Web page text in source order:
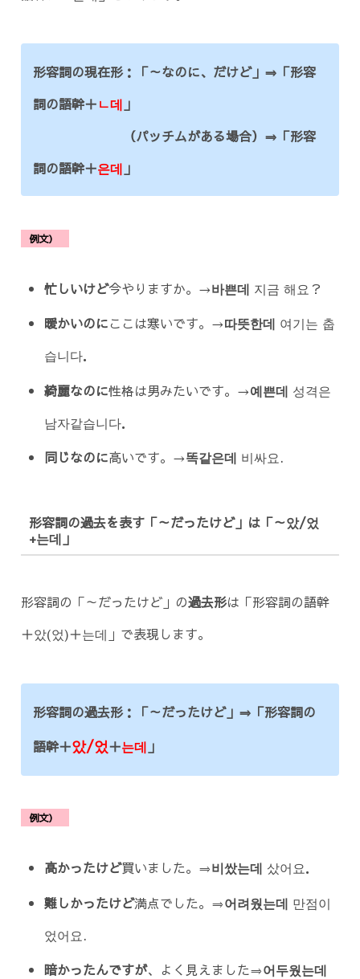
形容詞の現在形：「～なのに、だけど」⇒「形容
詞の語幹＋ㄴ데 」
（パッチムがある場合）⇒「形容
詞の語幹＋은데 」
例文）
忙しいけど今やりますか。→바쁜데 지금 해요？
暖かいのにここは寒いです。→따뜻한데 여기는 춥
습니다．
綺麗なのに性格は男みたいです。→예쁜데 성격은
남자같습니다．
同じなのに高いです。→똑같은데 비싸요.
形容詞の過去を表す「～だったけど」は「～았/었
+는데」
形容詞の「～だったけど」の過去形は「形容詞の語幹
＋았(었)＋는데」で表現します。
形容詞の過去形：「～だったけど」⇒「形容詞の
語幹＋았/었＋는데 」
例文）
高かったけど買いました。⇒비쌌는데 샀어요．
難しかったけど満点でした。⇒어려웠는데 만점이
었어요.
暗かったんですが、よく見えました⇒어두웠는데